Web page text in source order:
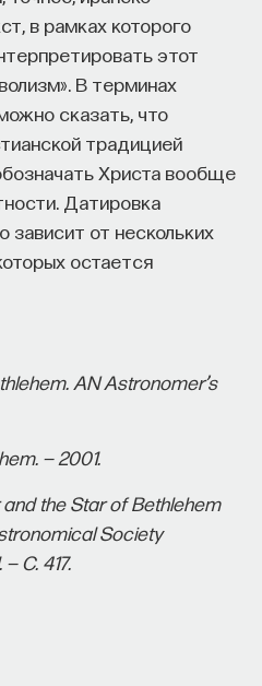
в рамках которого
этот
В терминах
сказать, что
традицией
Христа вообще
Датировка
от нескольких
остается
AN Astronomer’s
— 2001.
the Star of Bethlehem
Society
— С. 417.
ПРОЕКТА
материал?
вклад в дело
ПОСТНАУКУ